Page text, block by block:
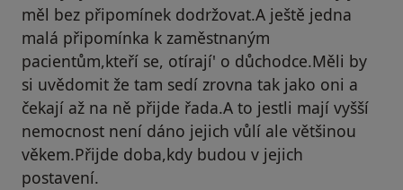
měl bez připomínek dodržovat.A ještě jedna
malá připomínka k zaměstnaným
pacientům,kteří se, otírají' o důchodce.Měli by
si uvědomit že tam sedí zrovna tak jako oni a
čekají až na ně přijde řada.A to jestli mají vyšší
nemocnost není dáno jejich vůlí ale většinou
věkem.Přijde doba,kdy budou v jejich
postavení.